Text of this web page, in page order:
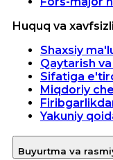
Huquq va
Shaxsiy
Qaytarish
Sifatiga
Miqdoriy
Yakuniy
Buyurtma va